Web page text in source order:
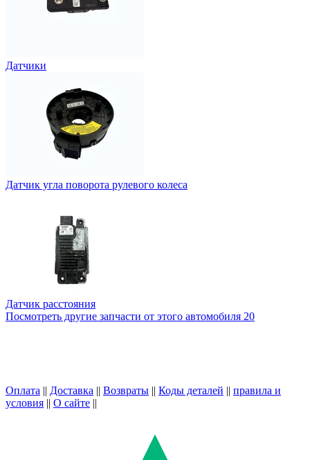
Датчики
Датчик угла поворота рулевого колеса
Датчик расстояния
Посмотреть другие запчасти от этого автомобиля 20
Оплата || Доставка || Возвраты || Коды деталей || правила и
условия || О сайте ||